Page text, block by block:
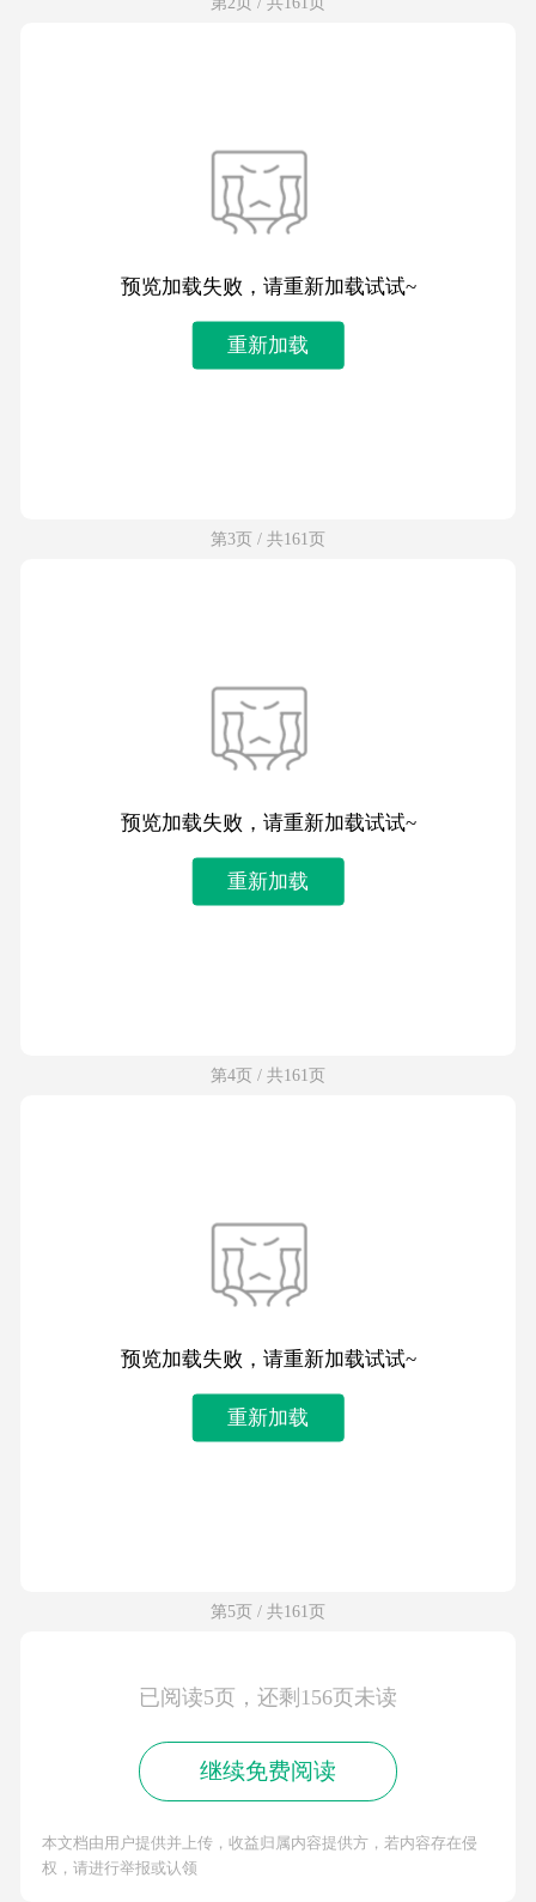
预览加载失败，请重新加载试试~
重新加载
第3页 / 共161页
预览加载失败，请重新加载试试~
重新加载
第4页 / 共161页
预览加载失败，请重新加载试试~
重新加载
第5页 / 共161页
已阅读5页，还剩156页未读
继续免费阅读
本文档由用户提供并上传，收益归属内容提供方，若内容存在侵
权，请进行举报或认领